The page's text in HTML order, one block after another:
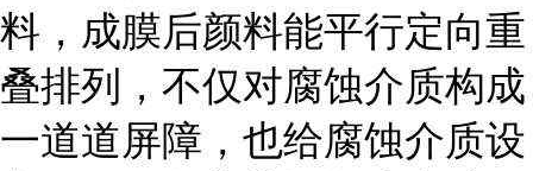
料，成膜后颜料能平行定向重
叠排列，不仅对腐蚀介质构成
一道道屏障，也给腐蚀介质设